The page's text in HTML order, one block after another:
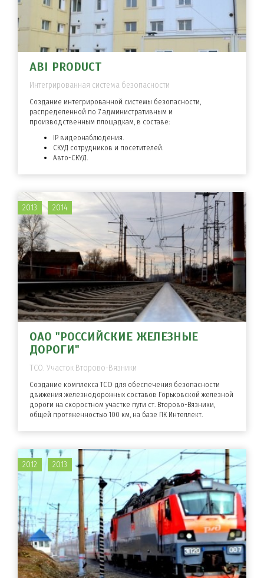
ABI PRODUCT
Интегрированная система безопасности
Создание интегрированной системы безопасности,
распределенной по 7 административным и
производственным площадкам, в составе:
IP видеонаблюдения.
СКУД сотрудников и посетителей.
Авто-СКУД.
ОАО "РОССИЙСКИЕ ЖЕЛЕЗНЫЕ
ДОРОГИ"
ТСО. Участок Второво-Вязники
Создание комплекса ТСО для обеспечения безопасности
движения железнодорожных составов Горьковской железной
дороги на скоростном участке пути ст. Второво-Вязники,
общей протяженностью 100 км, на базе ПК Интеллект.
2013 2014
2012 2013